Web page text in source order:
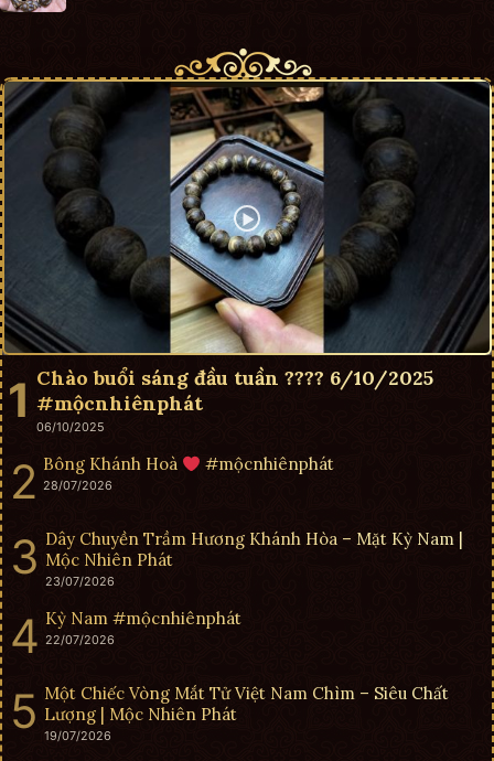
Chào buổi sáng đầu tuần ???? 6/10/2025
#mộcnhiênphát
06/10/2025
Bông Khánh Hoà #mộcnhiênphát
28/07/2026
Dây Chuyền Trầm Hương Khánh Hòa – Mặt Kỳ Nam |
Mộc Nhiên Phát
23/07/2026
Kỳ Nam #mộcnhiênphát
22/07/2026
Một Chiếc Vòng Mắt Tử Việt Nam Chìm – Siêu Chất
Lượng | Mộc Nhiên Phát
19/07/2026